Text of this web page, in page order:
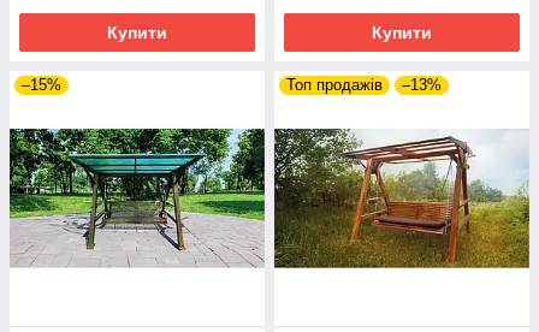
Купити Купити
–15% Топ продажів –13%